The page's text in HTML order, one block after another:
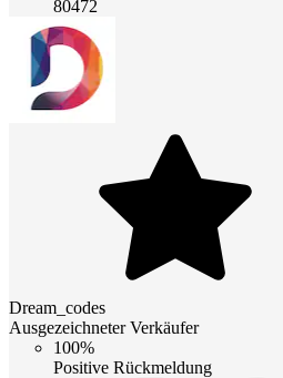
80472
Dream_codes
Ausgezeichneter Verkäufer
100%
Positive Rückmeldung